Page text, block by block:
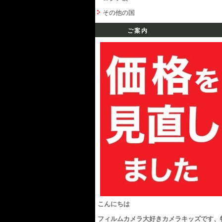
その他の国
ご案内
こんにちは
フィルムカメラ大好きカメラキッズです、